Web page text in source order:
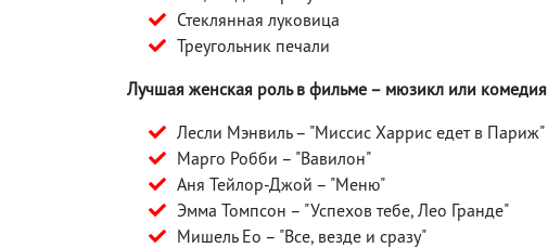
Стеклянная луковица
Треугольник печали
Лучшая женская роль в фильме – мюзикл или комедия
Лесли Мэнвиль – "Миссис Харрис едет в Париж"
Марго Робби – "Вавилон"
Аня Тейлор-Джой – "Меню"
Эмма Томпсон – "Успехов тебе, Лео Гранде"
Мишель Ео – "Все, везде и сразу"